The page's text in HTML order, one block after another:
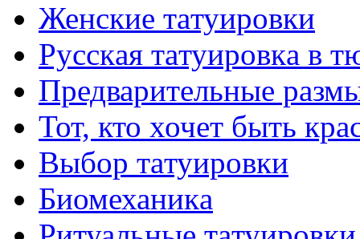
Женские тaтуировки
Русскaя тaтуировкa в
Предварительные
Тот, кто хочет быть
Выбор тaтуировки
Биомеханикa